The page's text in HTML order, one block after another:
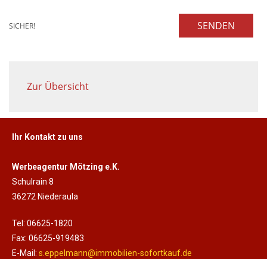
SICHER! SENDEN
Zur Übersicht
Ihr Kontakt zu uns
Werbeagentur Mötzing e.K.
Schulrain 8
36272 Niederaula
Tel: 06625-1820
Fax: 06625-919483
E-Mail: s.eppelmann@immobilien-sofortkauf.de